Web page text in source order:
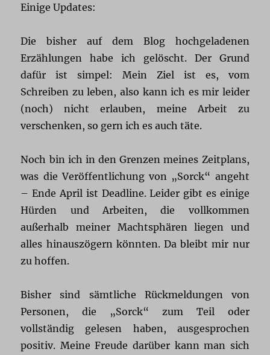
Einige Updates:
Die bisher auf dem Blog hochgeladenen
Erzählungen habe ich gelöscht. Der Grund
dafür ist simpel: Mein Ziel ist es, vom
Schreiben zu leben, also kann ich es mir leider
(noch) nicht erlauben, meine Arbeit zu
verschenken, so gern ich es auch täte.
Noch bin ich in den Grenzen meines Zeitplans,
was die Veröffentlichung von „Sorck“ angeht
– Ende April ist Deadline. Leider gibt es einige
Hürden und Arbeiten, die vollkommen
außerhalb meiner Machtsphären liegen und
alles hinauszögern könnten. Da bleibt mir nur
zu hoffen.
Bisher sind sämtliche Rückmeldungen von
Personen, die „Sorck“ zum Teil oder
vollständig gelesen haben, ausgesprochen
positiv. Meine Freude darüber kann man sich